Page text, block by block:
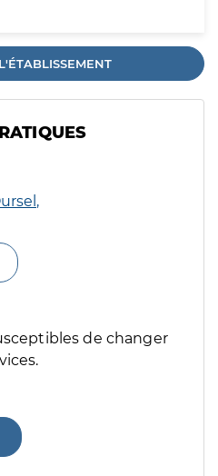
de changer